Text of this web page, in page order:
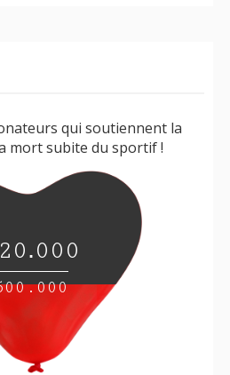
qui soutiennent la
mort subite du sportif !
.000